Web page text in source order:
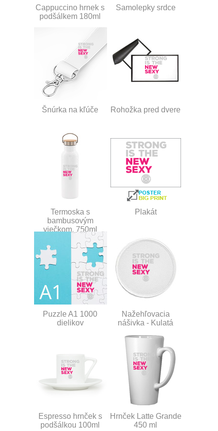
Cappuccino hrnek s
podšálkem 180ml
Samolepky srdce
Šnúrka na kľúče Rohožka pred dvere
Termoska s
bambusovým
viečkom, 750ml
Plakát
Puzzle A1 1000
dielikov
Nažehľovacia
nášivka - Kulatá
Espresso hrnček s
podšálkou 100ml
Hrnček Latte Grande
450 ml